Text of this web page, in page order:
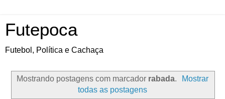
Futepoca
Futebol, Política e Cachaça
Mostrando postagens com marcador rabada.
Mostrar
todas as postagens